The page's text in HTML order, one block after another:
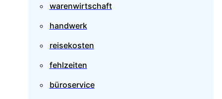
warenwirtschaft
handwerk
reisekosten
fehlzeiten
büroservice